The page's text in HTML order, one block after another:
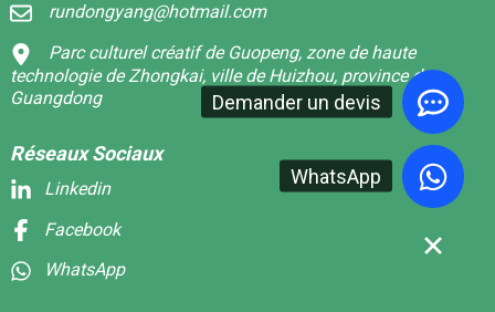
Demander un devis
WhatsApp
rundongyang@hotmail.com
Parc culturel créatif de Guopeng, zone de haute
technologie de Zhongkai, ville de Huizhou, province du
Guangdong
Réseaux Sociaux
Linkedin
Facebook
WhatsApp